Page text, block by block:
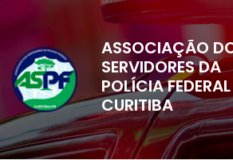
ASSOCIAÇÃO
SERVIDORES DA
POLÍCIA
CURITIBA